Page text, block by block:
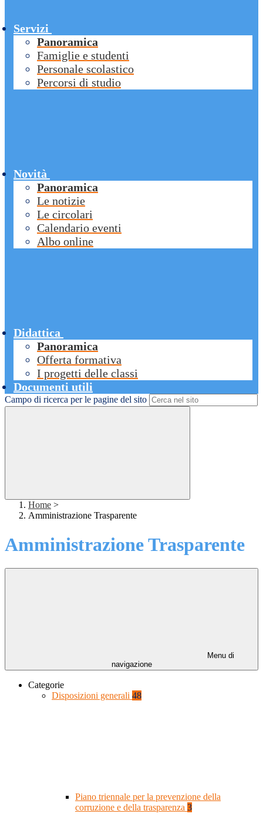
Servizi
Panoramica
Famiglie e studenti
Personale scolastico
Percorsi di studio
Novità
Panoramica
Le notizie
Le circolari
Calendario eventi
Albo online
Didattica
Panoramica
Offerta formativa
I progetti delle classi
Documenti utili
Campo di ricerca per le pagine del sito
Home >
Amministrazione Trasparente
Amministrazione Trasparente
Menu di
navigazione
Categorie
Disposizioni generali 48
Piano triennale per la prevenzione della
corruzione e della trasparenza 3